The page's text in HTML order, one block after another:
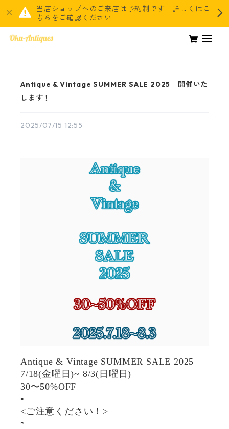
当店ショップへのご来店は予約制です 詳しくはこ
ちらをご確認ください
Antique & Vintage SUMMER SALE 2025 開催いた
します！
2025/07/15 12:55
Antique & Vintage SUMMER SALE 2025
7/18(金曜日)~ 8/3(日曜日)
30〜50%OFF
▪️
<ご注意ください！>
▫️